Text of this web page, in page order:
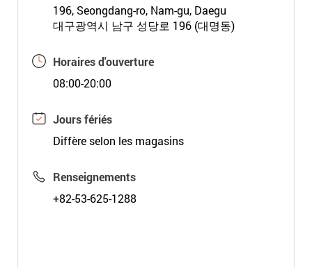
196, Seongdang-ro, Nam-gu, Daegu
대구광역시 남구 성당로 196 (대명동)
Horaires d'ouverture
08:00-20:00
Jours fériés
Diffère selon les magasins
Renseignements
+82-53-625-1288